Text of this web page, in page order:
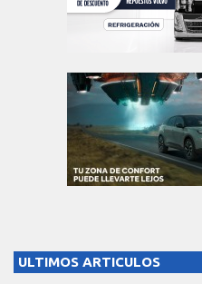
ULTIMOS ARTICULOS